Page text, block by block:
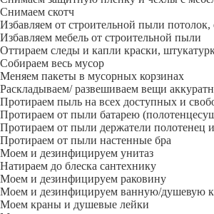
Снимаем скотч
Избавляем от строительной пыли
Избавляем мебель от строительной пыли
Оттираем следы и капли краски,
Собираем весь мусор
Меняем пакеты в мусорных корзинах
Раскладываем/ развешиваем вещи
Протираем пыль на всех доступных и
Протираем от пыли батарею
Протираем от пыли держатели полотенец
Протираем от пыли настенные бра
Моем и дезинфицируем унитаз
Натираем до блеска сантехнику
Моем и дезинфицируем раковину
Моем и дезинфицируем ванную/душевую
Моем краны и душевые лейки